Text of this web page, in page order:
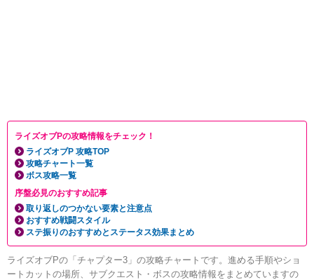
ライズオブPの攻略情報をチェック！
ライズオブP 攻略TOP
攻略チャート一覧
ボス攻略一覧
序盤必見のおすすめ記事
取り返しのつかない要素と注意点
おすすめ戦闘スタイル
ステ振りのおすすめとステータス効果まとめ
ライズオブPの「チャプター3」の攻略チャートです。進める手順やショ
ートカットの場所、サブクエスト・ボスの攻略情報をまとめていますの